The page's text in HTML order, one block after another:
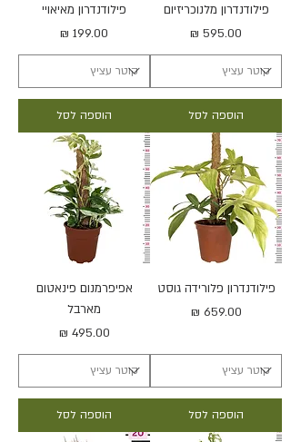
פילודנדרון מלנוכריזיום
מחיר
הוספה לסל
פילודנדרון מאיאויי
מחיר
הוספה לסל
פילודנדרון פלורידה גוסט
מחיר
הוספה לסל
אפיפרמנום פינאטום
מארבל
מחיר
הוספה לסל